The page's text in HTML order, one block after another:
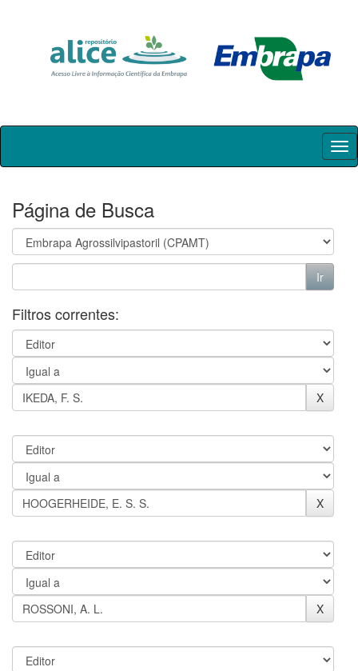
Skip
Página de Busca
Filtros correntes: